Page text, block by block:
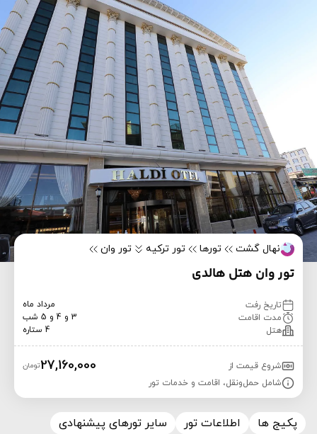
نهال گشت تورها تور ترکیه تور وان
تور وان هتل هالدی
تاریخ رفت
مرداد ماه
مدت اقامت
3 و 4 و 5 شب
هتل
4 ستاره
شروع قیمت از 27,160,000تومان
شامل حمل‌ونقل، اقامت و خدمات تور
پکیج ها اطلاعات تور سایر تورهای پیشنهادی